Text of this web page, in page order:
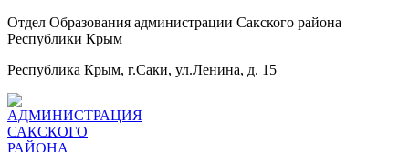
Отдел Образования администрации Сакского района
Республики Крым
Республика Крым, г.Саки, ул.Ленина, д. 15